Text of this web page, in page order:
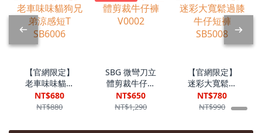
【官網限定】
老車味味貓狗
兄弟涼感短T
SB6006
NT$680
NT$880
SBG 微彎刀立
體剪裁牛仔褲
V0002
NT$650
NT$1,290
【官網限定】
迷彩大寬鬆過
膝牛仔短褲
SB5008
NT$780
NT$990